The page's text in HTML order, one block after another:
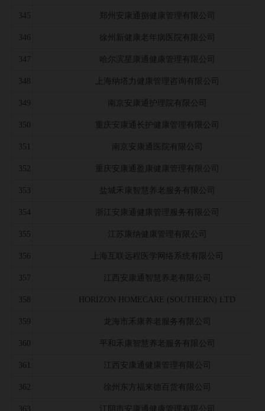
345 郑州安康通捌健康管理有限公司
346 徐州新健康老年病医院有限公司
347 哈尔滨星康通健康管理有限公司
348 上海纳塔力健康管理咨询有限公司
349 南京安康通护理院有限公司
350 重庆安康通长护健康管理有限公司
351 南京安康通医院有限公司
352 重庆安康通盈康健康管理有限公司
353 盐城禾康智慧养老服务有限公司
354 浙江安康通健康管理服务有限公司
355 江苏康纳健康管理有限公司
356 上海互联远程医学网络系统有限公司
357 江西安康通智慧养老有限公司
358 HORIZON HOMECARE (SOUTHERN) LTD
359 龙海市禾康养老服务有限公司
360 平和禾康智慧养老服务有限公司
361 江西安康通健康管理有限公司
362 徐州东方福来德百货有限公司
363 江阴市安康通健康管理有限公司